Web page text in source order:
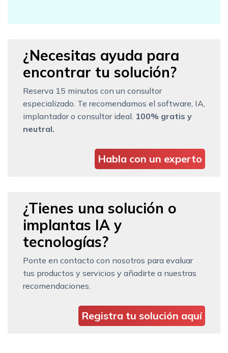
¿Necesitas ayuda para
encontrar tu solución?
Reserva 15 minutos con un consultor
especializado. Te recomendamos el software, IA,
implantador o consultor ideal. 100% gratis y
neutral.
Habla con un experto
¿Tienes una solución o
implantas IA y
tecnologías?
Ponte en contacto con nosotros para evaluar
tus productos y servicios y añadirte a nuestras
recomendaciones.
Registra tu solución aquí